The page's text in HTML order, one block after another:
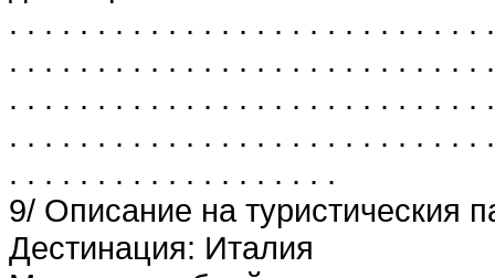
. . . . . . . . . . . . . . . . . . . . . . . . . .
. . . . . . . . . . . . . . . . . . . . . . . . . .
. . . . . . . . . . . . . . . . . . . . . . . . . .
. . . . . . . . . . . . . . . . . . . . . . . . . .
. . . . . . . . . . . . . . . . . . .
9/ Описание на туристическия
Дестинация: Италия